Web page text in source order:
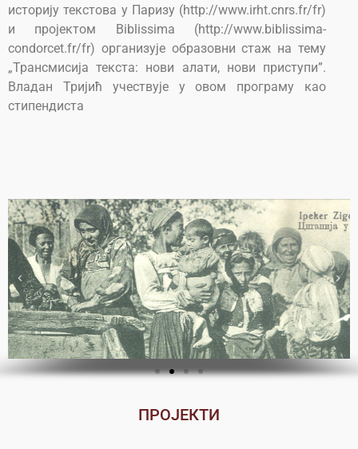
историју текстова у Паризу (http://www.irht.cnrs.fr/fr)
и пројектом Biblissima (http://www.biblissima-
condorcet.fr/fr) организује образовни стаж на тему
„Трансмисија текста: нови алати, нови приступи”.
Владан Тријић учествује у овом програму као
стипендиста
ПРОЈЕКТИ